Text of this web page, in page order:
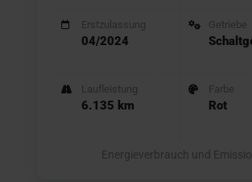
Erstzulassung
04/2024
Laufleistung
6.135 km
Getriebe
Farbe
Rot
Energieverbrauch und